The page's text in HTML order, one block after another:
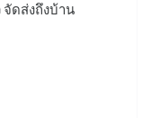
ดส่งถึงบ้าน